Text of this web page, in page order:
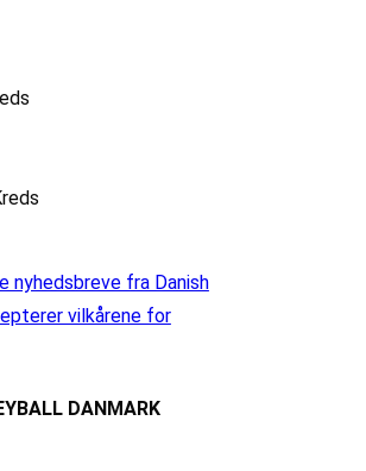
nyhedsbreve fra Danish
vilkårene for
DANMARK